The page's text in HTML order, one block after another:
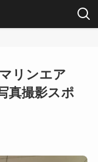
リンエア
真撮影スポ